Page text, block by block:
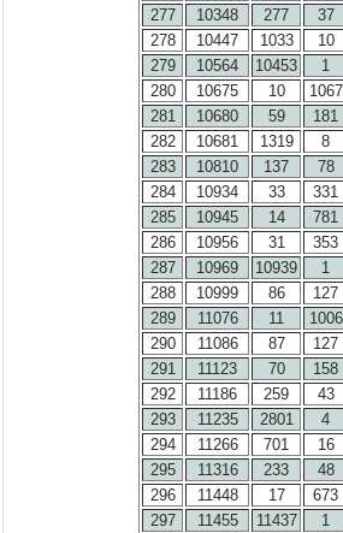
277
10348 277 37
278
10447 1033 10
279
10564 10453 1
280
10675 10 1067
281
10680 59 181
282
10681 1319 8
283
10810 137 78
284
10934 33 331
285
10945 14 781
286
10956 31 353
287
10969 10939 1
288
10999 86 127
289
11076 11 1006
290
11086 87 127
291
11123 70 158
292
11186 259 43
293
11235 2801 4
294
11266 701 16
295
11316 233 48
296
11448 17 673
297
11455 11437 1